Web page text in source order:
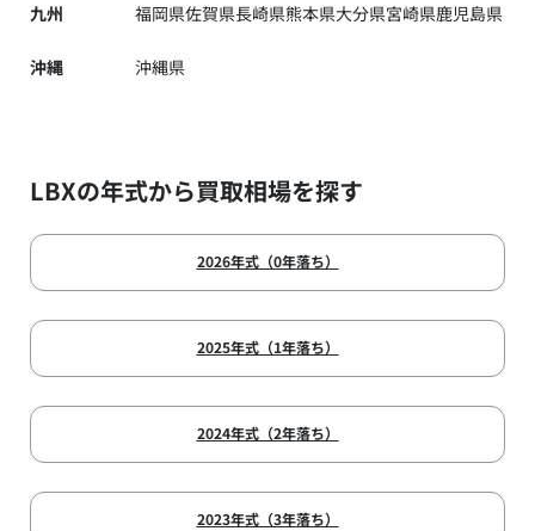
九州 福岡県佐賀県長崎県熊本県大分県宮崎県鹿児島県
沖縄 沖縄県
LBXの年式から買取相場を探す
2026年式（0年落ち）
2025年式（1年落ち）
2024年式（2年落ち）
2023年式（3年落ち）